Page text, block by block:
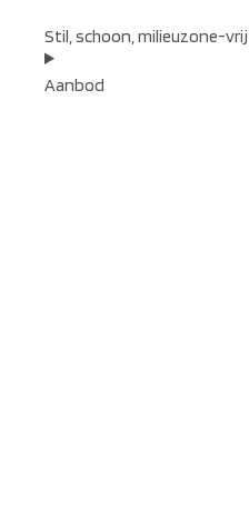
Stil, schoon, milieuzone-
Aanbod